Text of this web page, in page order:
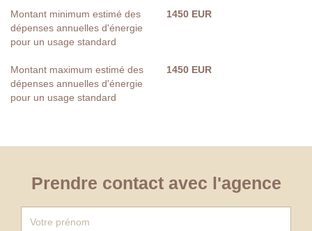
Montant minimum estimé des
dépenses annuelles d'énergie
pour un usage standard
1450 EUR
Montant maximum estimé des
dépenses annuelles d'énergie
pour un usage standard
1450 EUR
Prendre contact avec l'agence